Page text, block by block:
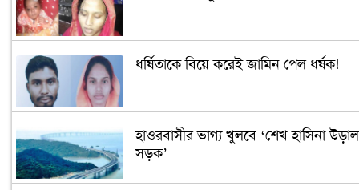
ধর্ষিতাকে বিয়ে করেই জামিন পেল ধর্ষক!
হাওরবাসীর ভাগ্য খুলবে ‘শেখ হাসিনা উড়াল
সড়ক’